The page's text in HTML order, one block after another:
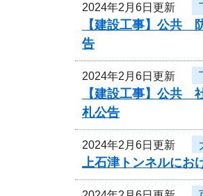
2024年2月6日更新
【建設工事】公共
告
2024年2月6日更新
【建設工事】公共
札公告
2024年2月6日更新
上石津トンネルに